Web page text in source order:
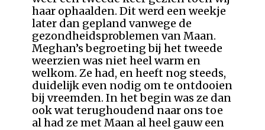
haar ophaalden. Dit werd een weekje
later dan gepland vanwege de
gezondheidsproblemen van Maan.
Meghan’s begroeting bij het tweede
weerzien was niet heel warm en
welkom. Ze had, en heeft nog steeds,
duidelijk even nodig om te ontdooien
bij vreemden. In het begin was ze dan
ook wat terughoudend naar ons toe
al had ze met Maan al heel gauw een